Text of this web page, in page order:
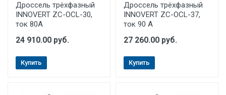
Дроссель трёхфазный
INNOVERT ZC-OCL-30,
ток 80A
24 910.00 руб.
Купить
Дроссель трёхфазный
INNOVERT ZC-OCL-37,
ток 90 А
27 260.00 руб.
Купить